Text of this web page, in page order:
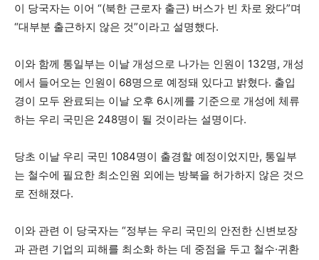
이 당국자는 이어 “(북한 근로자 출근) 버스가 빈 차로 왔다”며
“대부분 출근하지 않은 것”이라고 설명했다.
이와 함께 통일부는 이날 개성으로 나가는 인원이 132명, 개성
에서 들어오는 인원이 68명으로 예정돼 있다고 밝혔다. 출입
경이 모두 완료되는 이날 오후 6시께를 기준으로 개성에 체류
하는 우리 국민은 248명이 될 것이라는 설명이다.
당초 이날 우리 국민 1084명이 출경할 예정이었지만, 통일부
는 철수에 필요한 최소인원 외에는 방북을 허가하지 않은 것으
로 전해졌다.
이와 관련 이 당국자는 “정부는 우리 국민의 안전한 신변보장
과 관련 기업의 피해를 최소화 하는 데 중점을 두고 철수·귀환